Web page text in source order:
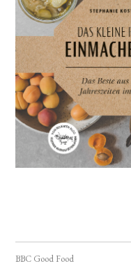
BBC Good Food